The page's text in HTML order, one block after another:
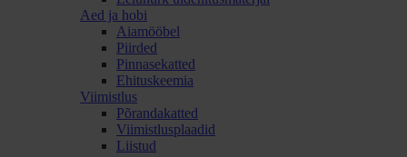
Aed ja hobi
Aiamööbel
Piirded
Pinnasekatted
Ehituskeemia
Viimistlus
Põrandakatted
Viimistlusplaadid
Liistud